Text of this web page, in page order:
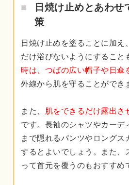
日焼け止めとあわせ
策
日焼け止めを塗ることに加え
だけ浴びないようにすること
時は、つばの広い帽子や日傘
外線から肌を守ることができ
また、 肌をできるだけ露出さ
です。長袖のシャツやカーデ
まで隠れるパンツやロングス
するとよいでしょう。また、
って首元を覆うのもおすすめ